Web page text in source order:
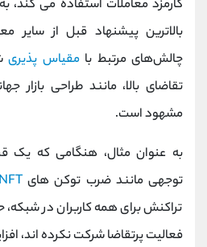
کارمزد معاملات استفاده می کند،
بالاترین پیشنهاد قبل از سایر
چالش‌های مرتبط بامقیاس‌ پذیری
تقاضای بالا، مانند طراحی بازار
مشهود است.
به عنوان مثال، هنگامی که یک
توجهی مانند ضرب توکن های NFT
تراکنش برای همه کاربران در
فعالیت پرتقاضا شرکت نکرده اند،